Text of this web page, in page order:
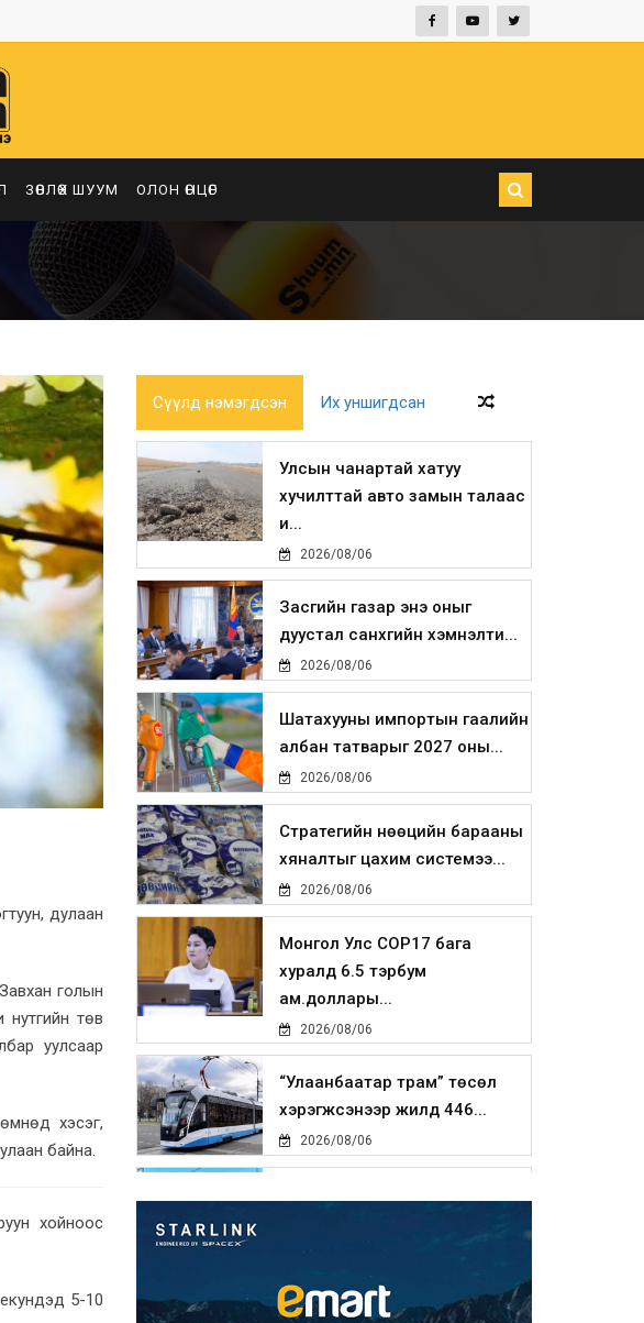
ЗӨВЛӨХ ШУУМ ОЛОН ӨНЦӨГ
дулаан
голын
төв
уулсаар
хэсэг,
байна.
хойноос
5-10
Сүүлд нэмэгдсэн Их уншигдсан
Улсын чанартай хатуу
хучилттай авто замын талаас
и...
2026/08/06
Засгийн газар энэ оныг
дуустал санхүүгийн хэмнэлти...
2026/08/06
Шатахууны импортын гаалийн
албан татварыг 2027 оны...
2026/08/06
Стратегийн нөөцийн барааны
хяналтыг цахим системээ...
2026/08/06
Монгол Улс COP17 бага
хуралд 6.5 тэрбум
ам.доллары...
2026/08/06
“Улаанбаатар трам” төсөл
хэрэгжсэнээр жилд 446...
2026/08/06
2026/08/06
Улаанбаатарт өдөртөө 29 хэм